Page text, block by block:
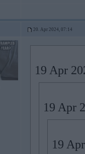
20. Apr 2024, 07:14
19 Apr
19 Apr
19